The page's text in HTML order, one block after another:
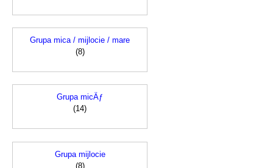
Grupa mica / mijlocie / mare
(8)
Grupa micÄƒ
(14)
Grupa mijlocie
(8)